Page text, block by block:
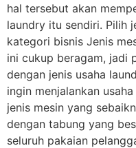
hal tersebut akan
laundry itu sendiri. Pilih
kategori bisnis Jenis
ini cukup beragam, jadi
dengan jenis usaha
ingin menjalankan
jenis mesin yang
dengan tabung yang
seluruh pakaian